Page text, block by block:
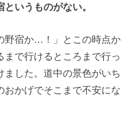
いうものがない。
野宿か…！」とこの時点か
まで行けるところまで行っ
ました。道中の景色がいち
おかげでそこまで不安にな